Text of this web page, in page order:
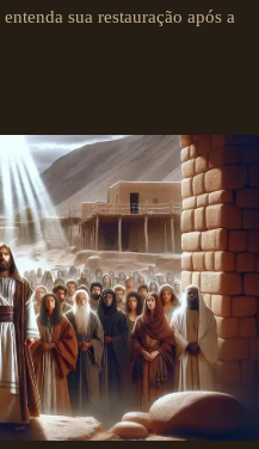
sua restauração após a